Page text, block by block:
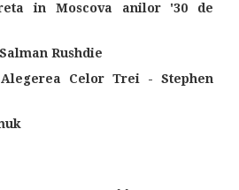
in Moscova anilor '30 de
Rushdie
Celor Trei - Stephen